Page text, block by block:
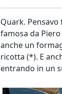
Quark.
famosa da
anche un
ricotta (*). E
entrando in un